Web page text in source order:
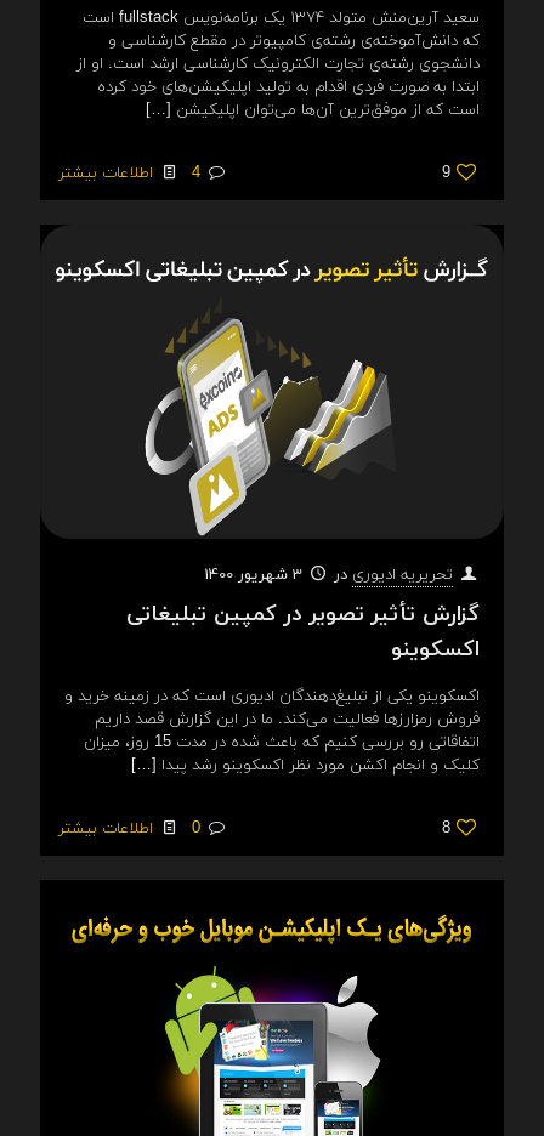
سعید آرین‌منش متولد ۱۳۷۴ یک برنامه‌نویس fullstack است
که دانش‌آموخته‌ی رشته‌ی کامپیوتر در مقطع کارشناسی و
دانشجوی رشته‌ی تجارت الکترونیک کارشناسی ارشد است. او از
ابتدا به صورت فردی اقدام به تولید اپلیکیشن‌های خود ‌کرده
است که از موفق‌ترین آن‌ها می‌توان اپلیکیشن […]
9
4 اطلاعات بیشتر
تحریریه ادیوری در 3 شهریور 1400
گزارش تأثیر تصویر در کمپین تبلیغاتی
اکسکوینو
اکسکوینو یکی از تبلیغ‌دهندگان ادیوری است که در زمینه خرید و
فروش رمزارزها فعالیت می‌کند. ما در این گزارش قصد داریم
اتفاقاتی رو بررسی کنیم که باعث شده در مدت 15 روز، میزان
کلیک و انجام اکشن مورد نظر اکسکوینو رشد پیدا […]
8
0 اطلاعات بیشتر